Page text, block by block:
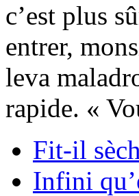
c’est plus
entrer,
leva
rapide. «
Fit-il
Infini